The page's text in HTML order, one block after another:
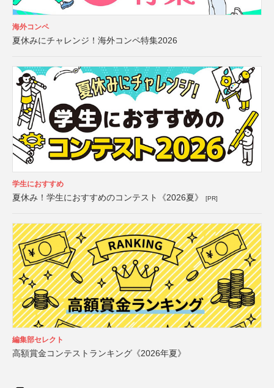
海外コンペ
夏休みにチャレンジ！海外コンペ特集2026
学生におすすめ
夏休み！学生におすすめのコンテスト《2026夏》 [PR]
編集部セレクト
高額賞金コンテストランキング《2026年夏》